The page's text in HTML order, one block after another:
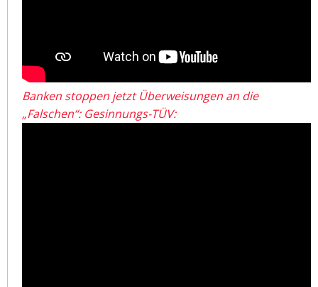
Banken stoppen jetzt Überweisungen an die
„Falschen“: Gesinnungs-TÜV: